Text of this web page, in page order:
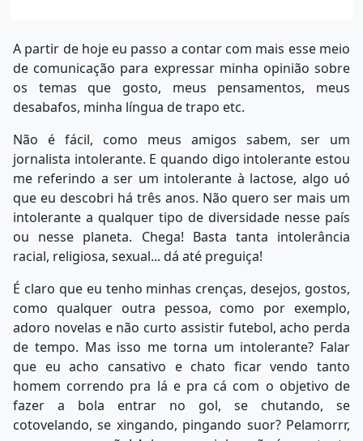
A partir de hoje eu passo a contar com mais esse meio
de comunicação para expressar minha opinião sobre
os temas que gosto, meus pensamentos, meus
desabafos, minha língua de trapo etc.
Não é fácil, como meus amigos sabem, ser um
jornalista intolerante. E quando digo intolerante estou
me referindo a ser um intolerante à lactose, algo uó
que eu descobri há três anos. Não quero ser mais um
intolerante a qualquer tipo de diversidade nesse país
ou nesse planeta. Chega! Basta tanta intolerância
racial, religiosa, sexual... dá até preguiça!
É claro que eu tenho minhas crenças, desejos, gostos,
como qualquer outra pessoa, como por exemplo,
adoro novelas e não curto assistir futebol, acho perda
de tempo. Mas isso me torna um intolerante? Falar
que eu acho cansativo e chato ficar vendo tanto
homem correndo pra lá e pra cá com o objetivo de
fazer a bola entrar no gol, se chutando, se
cotovelando, se xingando, pingando suor? Pelamorrr,